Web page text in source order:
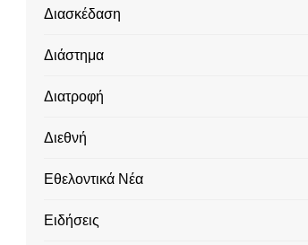
Διασκέδαση
Διάστημα
Διατροφή
Διεθνή
Εθελοντικά Νέα
Ειδήσεις